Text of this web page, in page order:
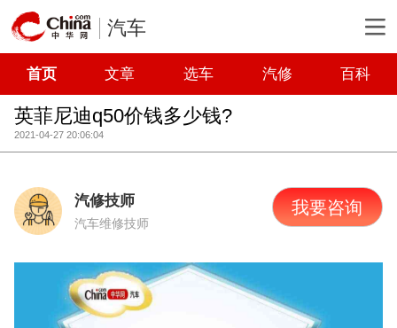
汽车
首页 文章 选车 汽修 百科
英菲尼迪q50价钱多少钱?
2021-04-27 20:06:04
汽修技师
汽车维修技师
我要咨询